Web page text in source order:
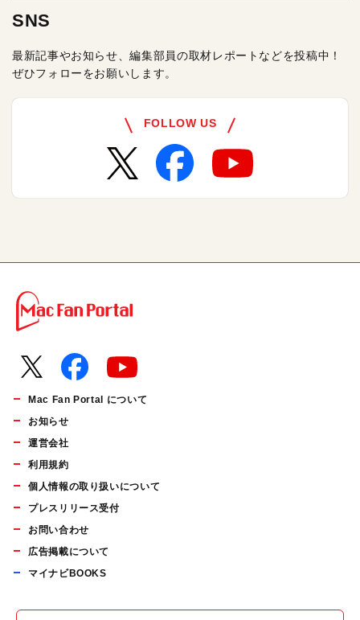
SNS
最新記事やお知らせ、編集部員の取材レポートなどを投稿中！
ぜひフォローをお願いします。
FOLLOW US
Mac Fan Portal について
お知らせ
運営会社
利用規約
個人情報の取り扱いについて
プレスリリース受付
お問い合わせ
広告掲載について
マイナビBOOKS